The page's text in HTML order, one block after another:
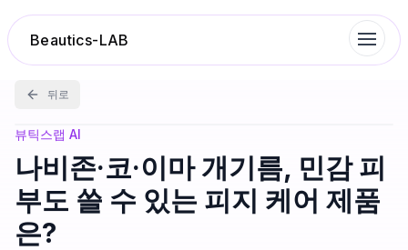
Beautics-LAB
랭킹
성분분석
나의 스킨케어
뒤로
뷰틱스랩 AI
나비존·코·이마 개기름, 민감 피
부도 쓸 수 있는 피지 케어 제품
은?